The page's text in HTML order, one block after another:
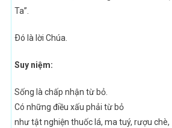
Ta”.
Ðó là lời Chúa.
Suy niệm:
Sống là chấp nhận từ bỏ.
Có những điều xấu phải từ bỏ
như tật nghiện thuốc lá, ma tuý, rượu chè,